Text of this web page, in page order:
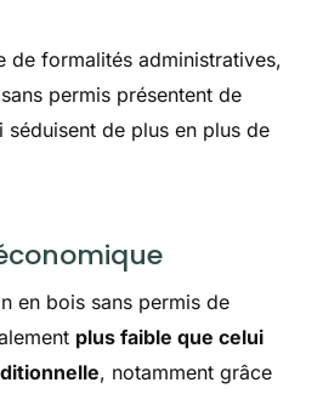
de formalités administratives,
permis présentent de
séduisent de plus en plus de
en bois sans permis de
plus faible que celui
, notamment grâce